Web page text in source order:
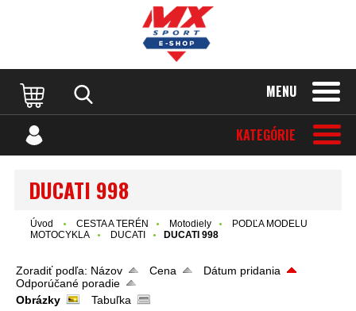
MENU
KATEGÓRIE
DUCATI 998
Úvod CESTA A TERÉN Motodiely
PODĽA MODELU
MOTOCYKLA
DUCATI DUCATI 998
Zoradiť podľa: Názov Cena
Dátum pridania
Odporúčané poradie
Obrázky
Tabuľka